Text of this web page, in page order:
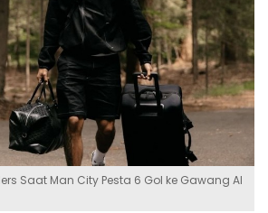
Saat Man City Pesta 6 Gol ke Gawang Al